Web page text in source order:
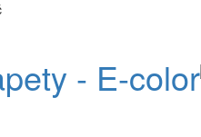
- E-color